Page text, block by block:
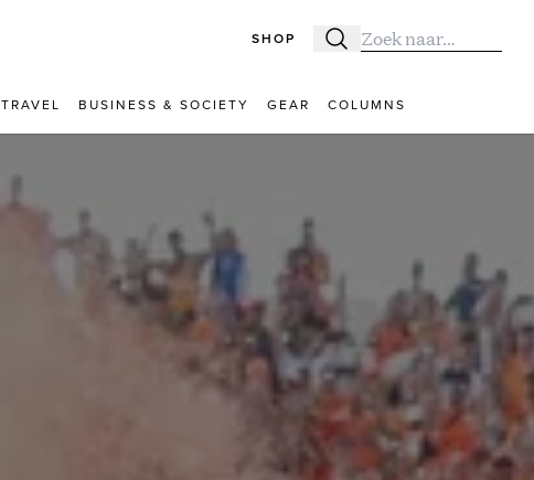
SHOP Zoeken
Zoek naar:
TRAVEL BUSINESS & SOCIETY GEAR COLUMNS